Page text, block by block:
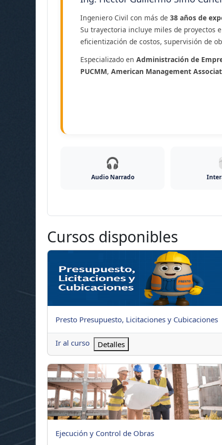
Ingeniero Civil con más de 38 años de
Su trayectoria incluye miles de proyectos
eficientización de costos, supervisión de
Especializado en Administración de
PUCMM, American Management
🎧
Audio Narrado
Cursos disponibles
Presto Presupuesto, Licitaciones y Cubicaciones
Nombre del curso
Presto Presupuesto, Licitaciones y Cubicaciones
Ir al curso Detalles
Ejecución y Control de Obras
Nombre del curso
Ejecución y Control de Obras